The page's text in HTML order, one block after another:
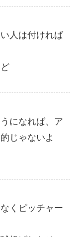
人は付ければ
になれば、ア
じゃないよ
くピッチャー